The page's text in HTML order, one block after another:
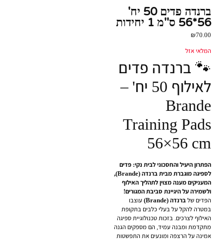
ברנדה פדים 50 יח'
56*56 ס''מ 1 יחידות
₪70.00
המלאי אזל
🐾 ברנדה פדים
לאילוף 50 יח' –
Brande
Training Pads
56×56 cm
הפתרון היעיל והחסכוני לבית נקי: פדים
לספיגה מוגברת מבית ברנדה (Brande),
המעניקים מענה מצוין לתהליך האילוף
ולשמירה על היגיינת סביבת המגורים!
הפדים שלברנדה (Brande)
עוצבו
במטרה להקל על בעלי כלבים בתקופת
האילוף לצרכים. בזכות טכנולוגיית ספיגה
מתקדמת ומבנה עמיד, הם מספקים הגנה
אמינה על הרצפה ומונעים את התפשטות